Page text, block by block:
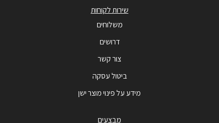
שירות לקוחות
משלוחים
דרושים
צור קשר
ביטול עסקה
מידע על פינוי מוצר ישן
מבצעים